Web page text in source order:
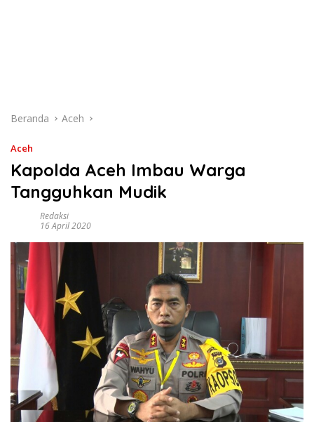
Beranda Aceh
Aceh
Kapolda Aceh Imbau Warga
Tangguhkan Mudik
Redaksi
16 April 2020